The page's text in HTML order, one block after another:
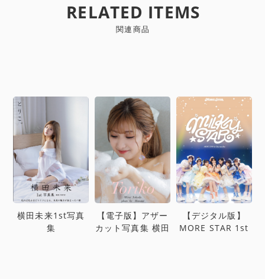
RELATED ITEMS
関連商品
横田未来1st写真
集
【電子版】アザー
カット写真集 横田
【デジタル版】
MORE STAR 1st